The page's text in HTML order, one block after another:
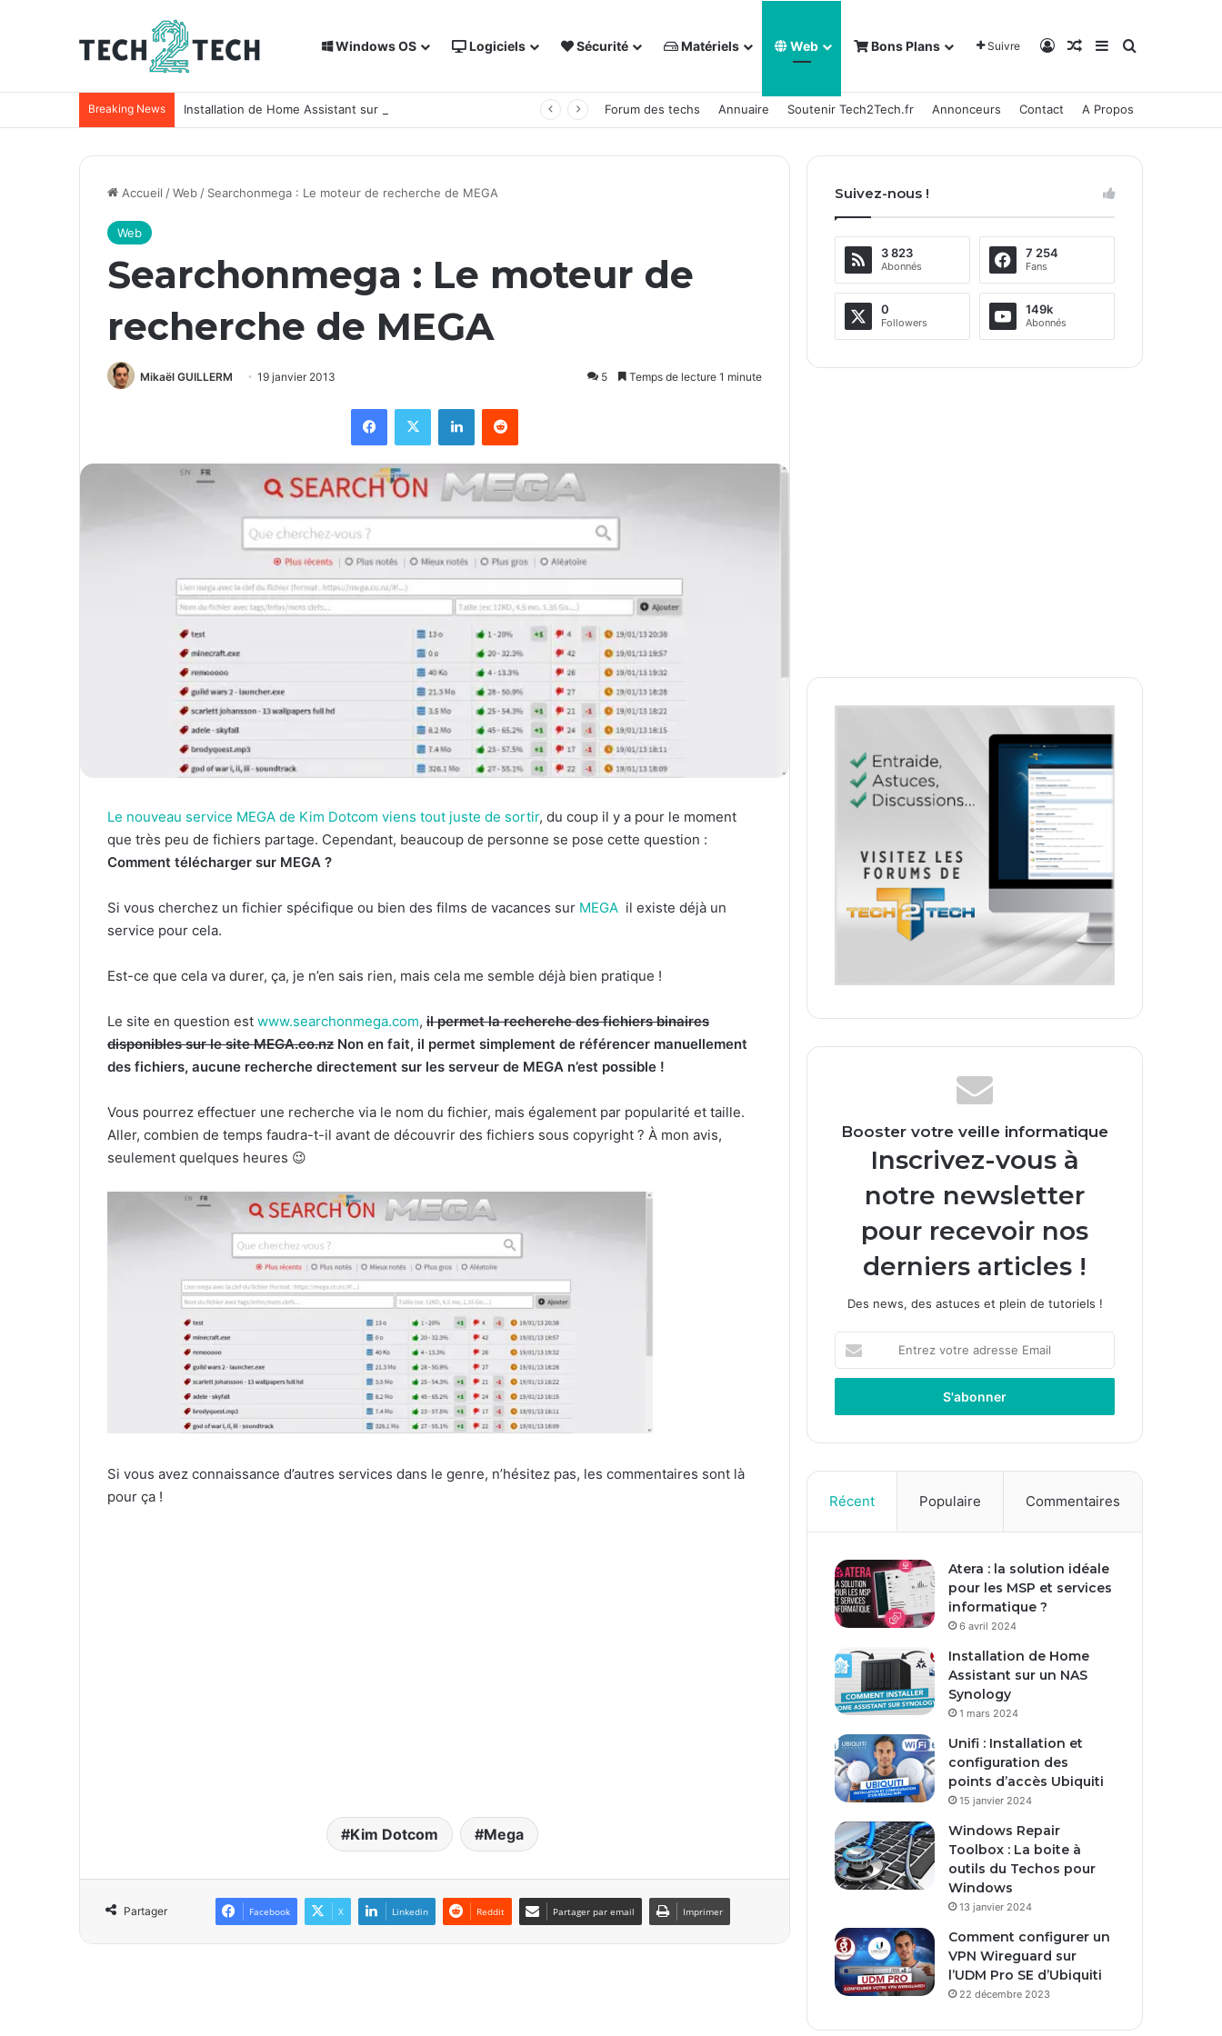
Windows OS Logiciels Sécurité Matériels Web Bons Plans Suivre Connexion
Article Aléatoire
Sidebar (barre
Rechercher
Breaking News Installation de Home Assistant sur un NAS Synology Forum des techs Annuaire Soutenir Tech2Tech.fr Annonceurs Contact A Propos
Accueil /Web / Searchonmega : Le moteur de recherche de MEGA
Web
Searchonmega : Le moteur de
recherche de MEGA
Mikaël GUILLERM 19 janvier 2013 5 Temps de lecture 1 minute
Le nouveau service MEGA de Kim Dotcom viens tout juste de sortir, du coup il y a pour le moment
que très peu de fichiers partage. Cependant, beaucoup de personne se pose cette question :
Comment télécharger sur MEGA ?
Si vous cherchez un fichier spécifique ou bien des films de vacances sur MEGA il existe déjà un
service pour cela.
Est-ce que cela va durer, ça, je n’en sais rien, mais cela me semble déjà bien pratique !
Le site en question est www.searchonmega.com, il permet la recherche des fichiers binaires
disponibles sur le site MEGA.co.nz Non en fait, il permet simplement de référencer manuellement
des fichiers, aucune recherche directement sur les serveur de MEGA n’est possible !
Vous pourrez effectuer une recherche via le nom du fichier, mais également par popularité et taille.
Aller, combien de temps faudra-t-il avant de découvrir des fichiers sous copyright ? À mon avis,
seulement quelques heures 😉
Si vous avez connaissance d’autres services dans le genre, n’hésitez pas, les commentaires sont là
pour ça !
Kim Dotcom Mega
Partager Facebook X Linkedin Reddit Partager par email Imprimer
Suivez-nous !
3 823
Abonnés
7 254
Fans
0
Followers
149k
Abonnés
Booster votre veille informatique
Inscrivez-vous à
notre newsletter
pour recevoir nos
derniers articles !
Des news, des astuces et plein de tutoriels !
t
e
o
t
e
d
r
e
s
e
m
i
l
Récent Populaire Commentaires
Atera : la solution idéale
pour les MSP et services
informatique ?
6 avril 2024
Installation de Home
Assistant sur un NAS
Synology
1 mars 2024
Unifi : Installation et
configuration des
points d’accès Ubiquiti
15 janvier 2024
Windows Repair
Toolbox : La boite à
outils du Techos pour
Windows
13 janvier 2024
Comment configurer un
VPN Wireguard sur
l’UDM Pro SE d’Ubiquiti
22 décembre 2023